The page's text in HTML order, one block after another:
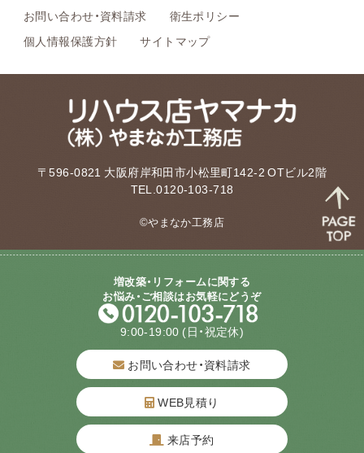
お問い合わせ・資料請求
衛生ポリシー
個人情報保護方針
サイトマップ
〒596-0821 大阪府岸和田市小松里町142-2 OTビル2階
TEL.0120-103-718
©やまなか工務店
増改築・リフォームに関する
お悩み・ご相談はお気軽にどうぞ
9:00-19:00 (日・祝定休)
お問い合わせ・資料請求
WEB見積り
来店予約